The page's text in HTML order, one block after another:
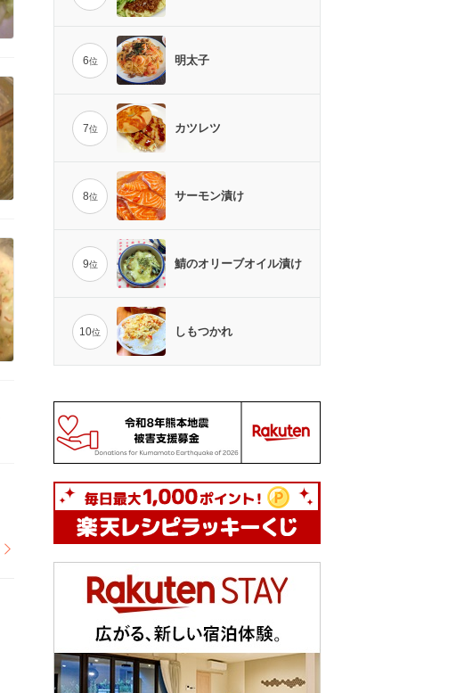
6位 明太子
7位 カツレツ
8位 サーモン漬け
9位 鯖のオリーブオイル漬け
10位 しもつかれ